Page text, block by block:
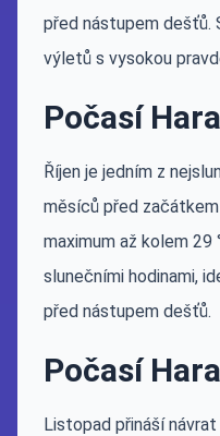
před nástupem dešťů.
výletů s vysokou
Počasí
Říjen je jedním z
měsíců před
maximum až kolem 29
slunečními hodinami,
před nástupem dešťů.
Počasí
Listopad přináší